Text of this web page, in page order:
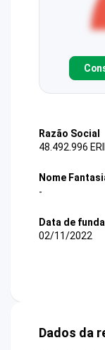
Razão Social
48.492.996
Nome
-
Data de
02/11/2022
Dados da